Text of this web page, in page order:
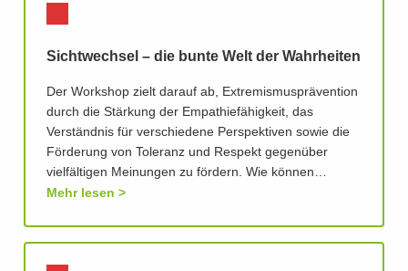
Sichtwechsel – die bunte Welt der Wahrheiten
Der Workshop zielt darauf ab, Extremismusprävention
durch die Stärkung der Empathiefähigkeit, das
Verständnis für verschiedene Perspektiven sowie die
Förderung von Toleranz und Respekt gegenüber
vielfältigen Meinungen zu fördern. Wie können…
Mehr lesen